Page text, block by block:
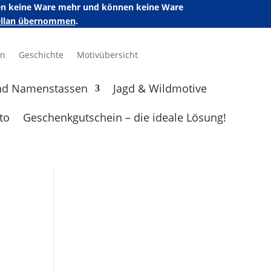
keine Ware mehr und können keine Ware
übernommen.
Geschichte Motivübersicht
Namenstassen
Jagd & Wildmotive
Geschenkgutschein – die ideale Lösung!